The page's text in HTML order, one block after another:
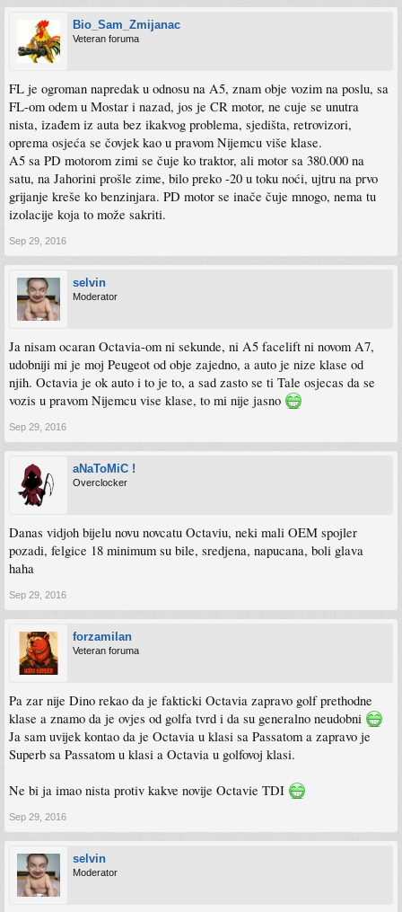
Bio_Sam_Zmijanac
Veteran foruma
FL je ogroman napredak u odnosu na A5, znam obje vozim na poslu, sa
FL-om odem u Mostar i nazad, jos je CR motor, ne cuje se unutra
nista, izađem iz auta bez ikakvog problema, sjedišta, retrovizori,
oprema osjeća se čovjek kao u pravom Nijemcu više klase.
A5 sa PD motorom zimi se čuje ko traktor, ali motor sa 380.000 na
satu, na Jahorini prošle zime, bilo preko -20 u toku noći, ujtru na prvo
grijanje kreše ko benzinjara. PD motor se inače čuje mnogo, nema tu
izolacije koja to može sakriti.
Sep 29, 2016
selvin
Moderator
Ja nisam ocaran Octavia-om ni sekunde, ni A5 facelift ni novom A7,
udobniji mi je moj Peugeot od obje zajedno, a auto je nize klase od
njih. Octavia je ok auto i to je to, a sad zasto se ti Tale osjecas da se
vozis u pravom Nijemcu vise klase, to mi nije jasno
Sep 29, 2016
aNaToMiC !
Overclocker
Danas vidjoh bijelu novu novcatu Octaviu, neki mali OEM spojler
pozadi, felgice 18 minimum su bile, sredjena, napucana, boli glava
haha
Sep 29, 2016
forzamilan
Veteran foruma
Pa zar nije Dino rekao da je fakticki Octavia zapravo golf prethodne
klase a znamo da je ovjes od golfa tvrd i da su generalno neudobni
Ja sam uvijek kontao da je Octavia u klasi sa Passatom a zapravo je
Superb sa Passatom u klasi a Octavia u golfovoj klasi.
Ne bi ja imao nista protiv kakve novije Octavie TDI
Sep 29, 2016
selvin
Moderator